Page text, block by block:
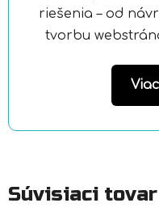
riešenia – od
tvorbu
Súvisiaci tovar